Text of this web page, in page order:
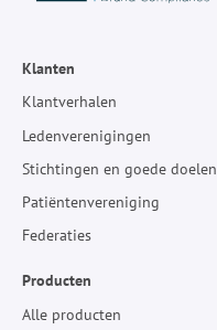
Klanten
Klantverhalen
Ledenverenigingen
Stichtingen en goede doelen
Patiëntenvereniging
Federaties
Producten
Alle producten